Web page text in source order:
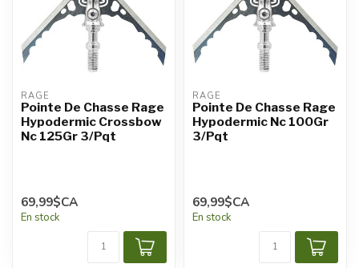
RAGE
Pointe De Chasse Rage
Hypodermic Crossbow
Nc 125Gr 3/Pqt
69,99$CA
En stock
RAGE
Pointe De Chasse Rage
Hypodermic Nc 100Gr
3/Pqt
69,99$CA
En stock